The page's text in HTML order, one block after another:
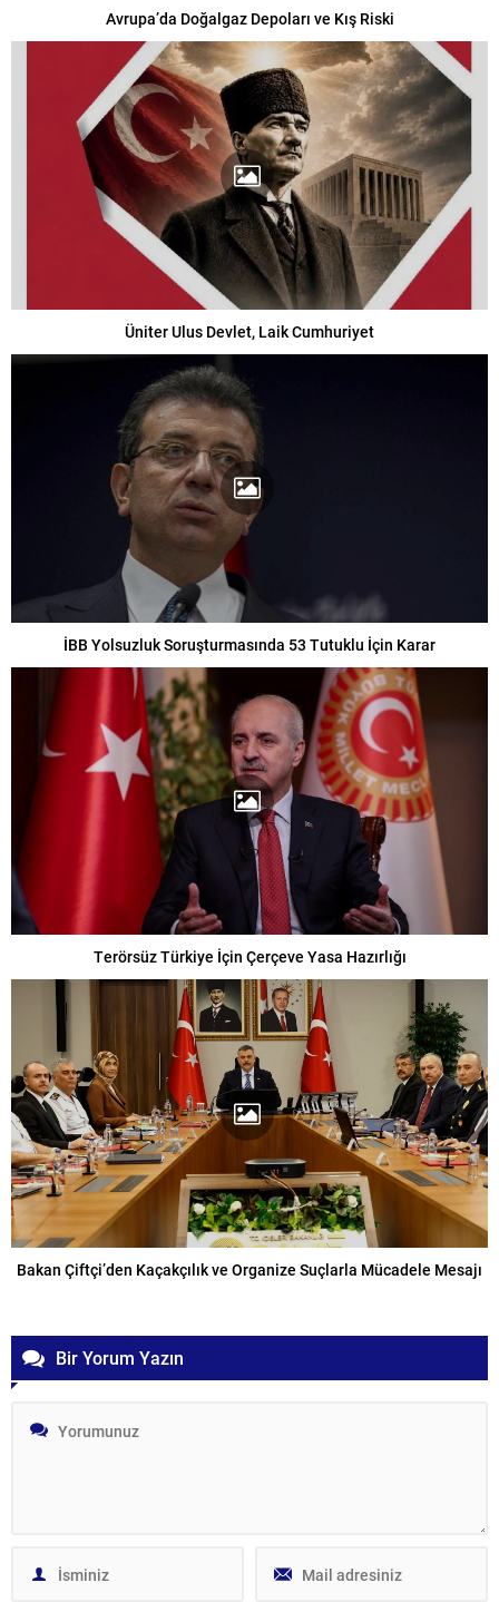
Avrupa’da Doğalgaz Depoları ve Kış Riski
Üniter Ulus Devlet, Laik Cumhuriyet
İBB Yolsuzluk Soruşturmasında 53 Tutuklu İçin Karar
Terörsüz Türkiye İçin Çerçeve Yasa Hazırlığı
Bakan Çiftçi’den Kaçakçılık ve Organize Suçlarla Mücadele Mesajı
Bir Yorum Yazın